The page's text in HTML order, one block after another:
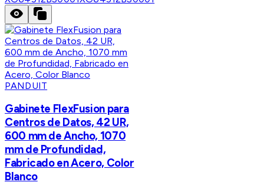
PANDUIT
Gabinete FlexFusion para
Centros de Datos, 42 UR,
600 mm de Ancho, 1070
mm de Profundidad,
Fabricado en Acero, Color
Blanco